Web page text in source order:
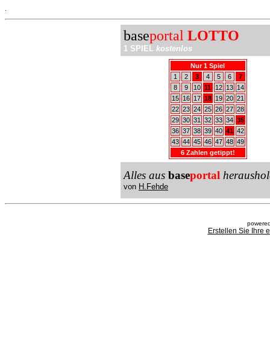
baseportal LOTTO
1 SPIEL kostenlos
Nur 1 Spiel
1
2 3 4 5 6
7
8
9 10 11 12 13
14
15
16 17 18 19 20 21
22 23 24 25 26 27 28
29 30 31 32 33 34 35
36 37 38 39 40 41 42
43 44 45 46 47 48 49
6 Zahlen getippt!
Alles aus baseportal
von H.Fehde
Erstellen Sie Ihre